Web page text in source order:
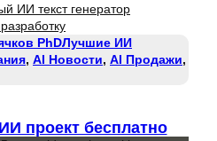
ИИ текст генератор
PhDЛучшие ИИ
, AI Новости, AI Продажи
проект бесплатно